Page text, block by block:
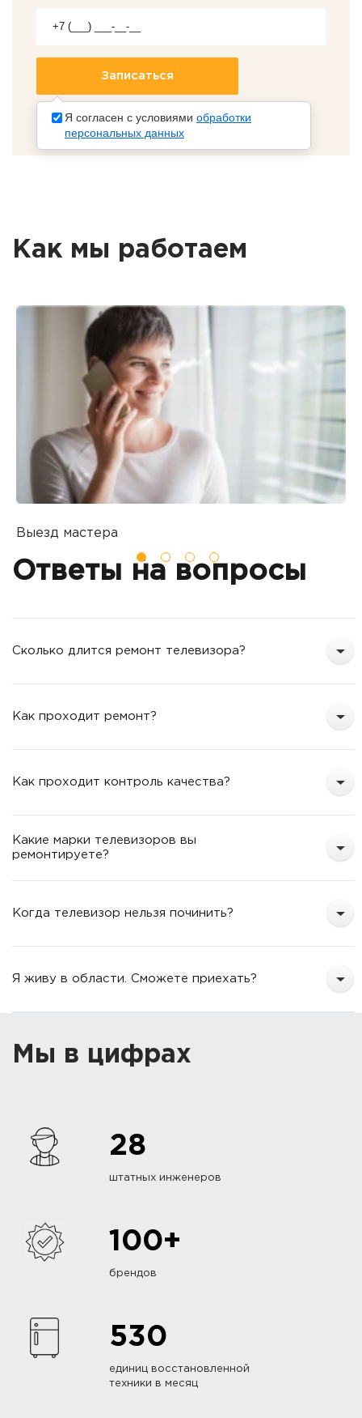
Как мы работаем
Выезд мастера
Вы оставляете заявку на ремонт
Ответы на вопросы
Сколько длится ремонт телевизора?
Как проходит ремонт?
Как проходит контроль качества?
Какие марки телевизоров вы
ремонтируете?
Когда телевизор нельзя починить?
Я живу в области. Сможете приехать?
Мы в цифрах
28
штатных инженеров
100+
брендов
530
единиц восстановленной
техники в месяц
Я согласен с условиями обработки
персональных данных